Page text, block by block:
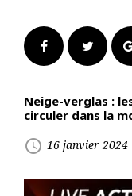
FacebookTwitter
Neige-verglas :
circuler dans la
access_time 16 janvier 2024